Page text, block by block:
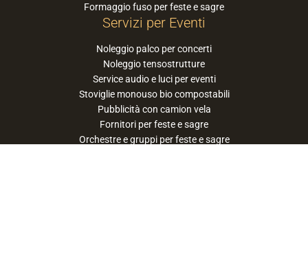
Formaggio fuso per feste e sagre
Servizi per Eventi
Noleggio palco per concerti
Noleggio tensostrutture
Service audio e luci per eventi
Stoviglie monouso bio compostabili
Pubblicità con camion vela
Fornitori per feste e sagre
Orchestre e gruppi per feste e sagre